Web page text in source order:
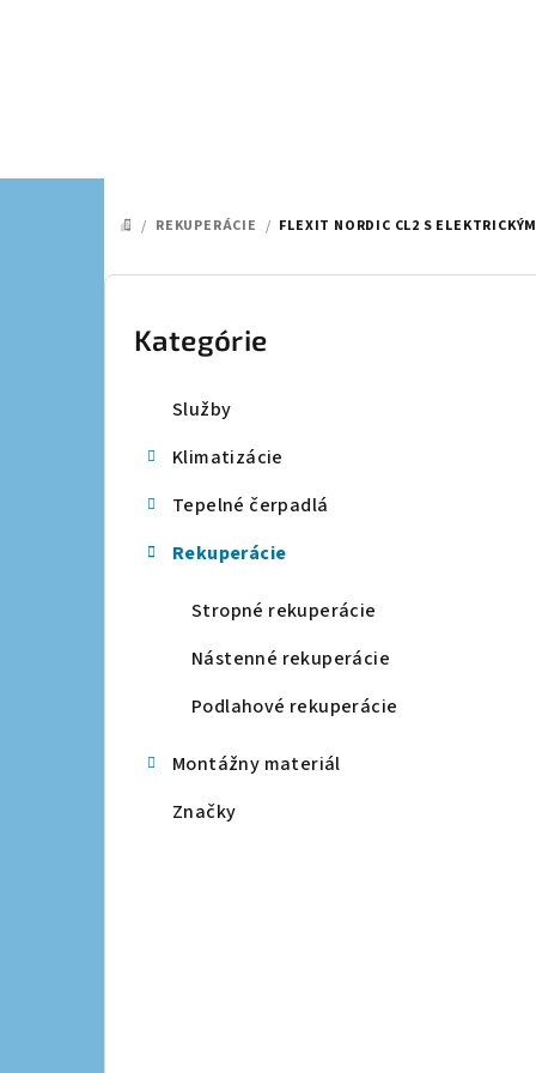
DOMOV
/ REKUPERÁCIE / FLEXIT NORDIC CL2 S
Preskočiť
kategórie
Kategórie
Služby
Klimatizácie
Tepelné čerpadlá
Rekuperácie
Stropné rekuperácie
Nástenné rekuperácie
Podlahové rekuperácie
Montážny materiál
Značky